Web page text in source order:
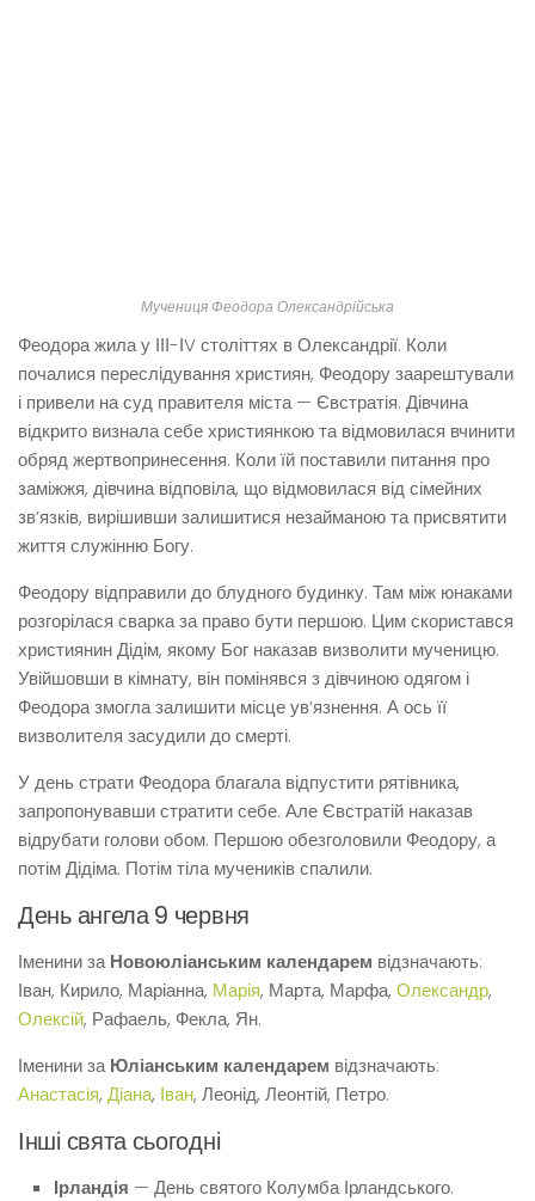
Мучениця Феодора Олександрійська
Феодора жила у ІІІ-ІV століттях в Олександрії. Коли
почалися переслідування християн, Феодору заарештували
і привели на суд правителя міста — Євстратія. Дівчина
відкрито визнала себе християнкою та відмовилася вчинити
обряд жертвопринесення. Коли їй поставили питання про
заміжжя, дівчина відповіла, що відмовилася від сімейних
зв’язків, вирішивши залишитися незайманою та присвятити
життя служінню Богу.
Феодору відправили до блудного будинку. Там між юнаками
розгорілася сварка за право бути першою. Цим скористався
християнин Дідім, якому Бог наказав визволити мученицю.
Увійшовши в кімнату, він помінявся з дівчиною одягом і
Феодора змогла залишити місце ув’язнення. А ось її
визволителя засудили до смерті.
У день страти Феодора благала відпустити рятівника,
запропонувавши стратити себе. Але Євстратій наказав
відрубати голови обом. Першою обезголовили Феодору, а
потім Дідіма. Потім тіла мучеників спалили.
День ангела 9 червня
Іменини заНовоюліанським календарем відзначають:
Іван, Кирило, Маріанна, Марія, Марта, Марфа, Олександр,
Олексій, Рафаель, Фекла, Ян.
Іменини заЮліанським календарем відзначають:
Анастасія, Діана, Іван, Леонід, Леонтій, Петро.
Інші свята сьогодні
Ірландія — День святого Колумба Ірландського.